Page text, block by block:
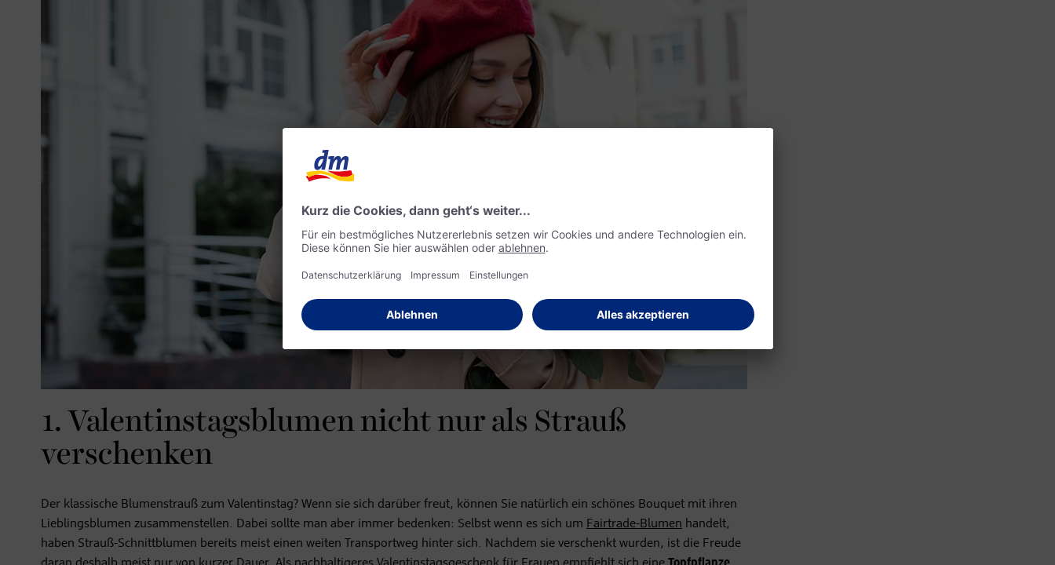
1. Valentinstagsblumen nicht nur als Strauß
verschenken
Der klassische Blumenstrauß zum Valentinstag? Wenn sie sich darüber freut, können Sie natürlich ein schönes Bouquet mit ihren
Lieblingsblumen zusammenstellen. Dabei sollte man aber immer bedenken: Selbst wenn es sich um Fairtrade-Blumen handelt,
haben Strauß-Schnittblumen bereits meist einen weiten Transportweg hinter sich. Nachdem sie verschenkt wurden, ist die Freude